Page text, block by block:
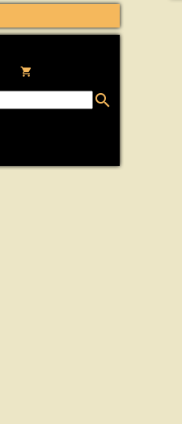
local_grocery_store
search